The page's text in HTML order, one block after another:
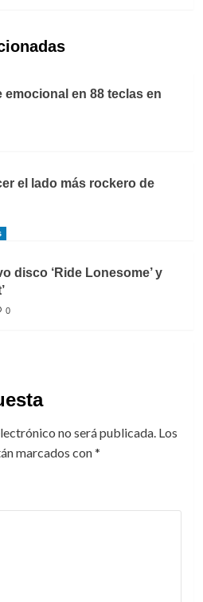
en 88 teclas en
el lado más rockero de
disco ‘Ride Lonesome’ y
0
no será publicada. Los
marcados con*